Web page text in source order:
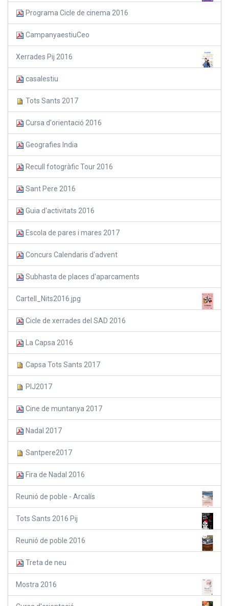
Programa Cicle de cinema 2016
CampanyaestiuCeo
Xerrades Pij 2016
casalestiu
Tots Sants 2017
Cursa d'orientació 2016
Geografies India
Recull fotogràfic Tour 2016
Sant Pere 2016
Guia d'activitats 2016
Escola de pares i mares 2017
Concurs Calendaris d'advent
Subhasta de places d'aparcaments
Cartell_Nits2016.jpg
Cicle de xerrades del SAD 2016
La Capsa 2016
Capsa Tots Sants 2017
PIJ2017
Cine de muntanya 2017
Nadal 2017
Santpere2017
Fira de Nadal 2016
Reunió de poble - Arcalís
Tots Sants 2016 Pij
Reunió de poble 2016
Treta de neu
Mostra 2016